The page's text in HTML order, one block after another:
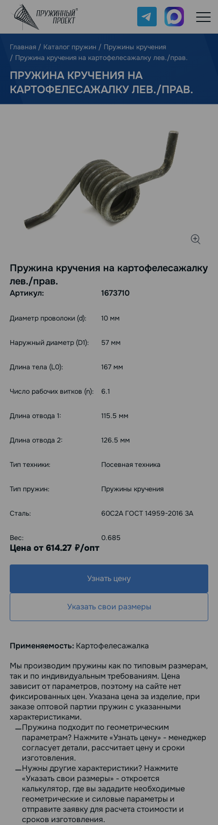
Telegram Max
Главная / Каталог пружин / Пружины кручения
/ Пружина кручения на картофелесажалку лев./прав.
ПРУЖИНА КРУЧЕНИЯ НА
КАРТОФЕЛЕСАЖАЛКУ ЛЕВ./ПРАВ.
Пружина кручения на картофелесажалку
лев./прав.
Артикул: 1673710
Диаметр проволоки (d): 10 мм
Наружный диаметр (D1): 57 мм
Длина тела (L0): 167 мм
Число рабочих витков (n): 6.1
Длина отвода 1: 115.5 мм
Длина отвода 2: 126.5 мм
Тип техники: Посевная техника
Тип пружин: Пружины кручения
Сталь: 60С2А ГОСТ 14959-2016 3А
Вес: 0.685
Цена от 614.27 руб./опт
Узнать цену
Указать свои размеры
Применяемость: Картофелесажалка
Мы производим пружины как по типовым размерам,
так и по индивидуальным требованиям. Цена
зависит от параметров, поэтому на сайте нет
фиксированных цен. Указана цена за изделие, при
заказе оптовой партии пружин с указанными
характеристиками.
Пружина подходит по геометрическим
параметрам? Нажмите «Узнать цену» - менеджер
согласует детали, рассчитает цену и сроки
изготовления.
Нужны другие характеристики? Нажмите
«Указать свои размеры» - откроется
калькулятор, где вы зададите необходимые
геометрические и силовые параметры и
отправите заявку для расчета стоимости и
сроков изготовления.